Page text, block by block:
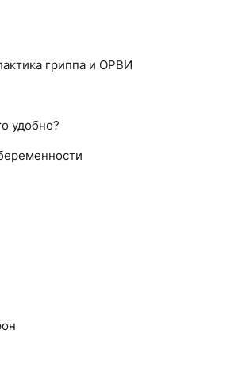
гриппа и ОРВИ
удобно?